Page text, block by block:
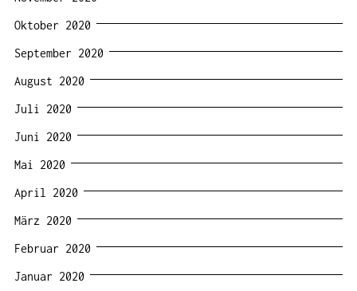
Oktober 2020
September 2020
August 2020
Juli 2020
Juni 2020
Mai 2020
April 2020
März 2020
Februar 2020
Januar 2020